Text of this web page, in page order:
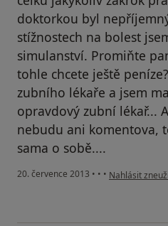
doktorkou byl
stížnostech na bolest
simulanství. Promiňte
tohle chcete ještě
zubního lékaře a jsem
opravdový zubní lékař...
nebudu ani komentova,
sama o sobě....
20. července 2013 • • • podle názoru
Nahlásit